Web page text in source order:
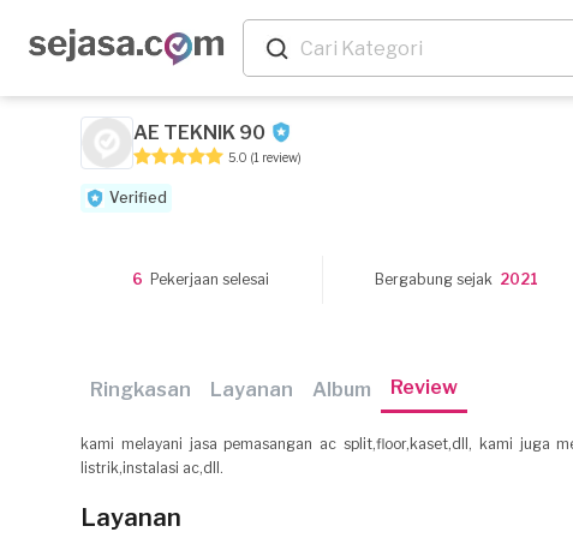
AE TEKNIK 90
5.0 (1 review)
Verified
6 Pekerjaan selesai Bergabung sejak 2021
Ringkasan Layanan Album Review
kami melayani jasa pemasangan ac split,floor,kaset,dll, kami juga
listrik,instalasi ac,dll.
Layanan